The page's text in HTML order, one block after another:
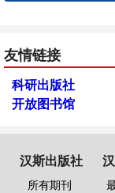
友情链接
科研出版社
开放图书馆
汉斯出版社
所有期刊